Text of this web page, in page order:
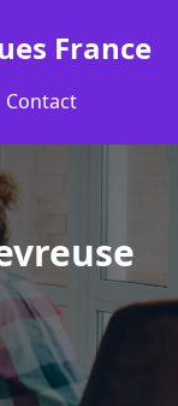
France
Contact